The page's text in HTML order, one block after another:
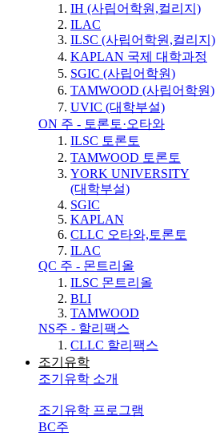
IH (사립어학원,컬리지)
ILAC
ILSC (사립어학원,컬리지)
KAPLAN 국제 대학과정
SGIC (사립어학원)
TAMWOOD (사립어학원)
UVIC (대학부설)
ON 주 - 토론토·오타와
ILSC 토론토
TAMWOOD 토론토
YORK UNIVERSITY
(대학부설)
SGIC
KAPLAN
CLLC 오타와,토론토
ILAC
QC 주 - 몬트리올
ILSC 몬트리올
BLI
TAMWOOD
NS주 - 할리팩스
CLLC 할리팩스
조기유학
조기유학 소개
조기유학 프로그램
BC주